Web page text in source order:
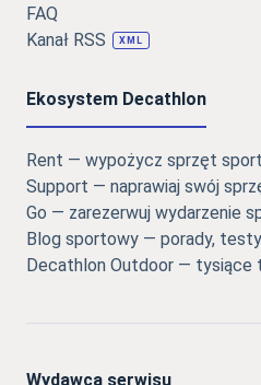
FAQ
Kanał RSS
XML
Ekosystem Decathlon
Rent — wypożycz sprzęt
Support — naprawiaj swój
Go — zarezerwuj wydarzenie
Blog sportowy — porady,
Decathlon Outdoor — tysiące
Wydawca serwisu